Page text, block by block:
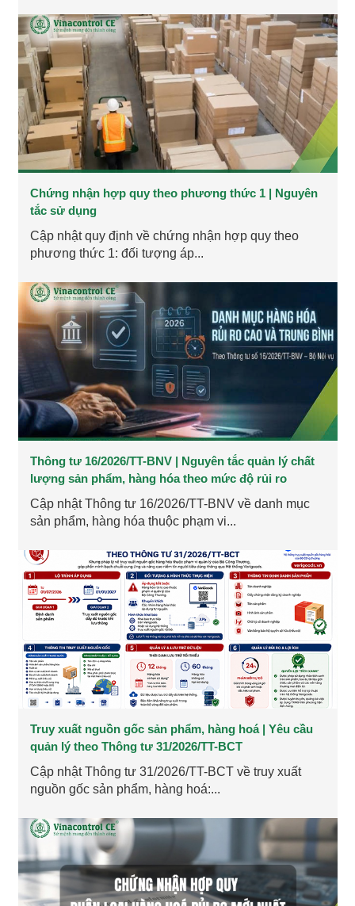
Chứng nhận hợp quy theo phương thức 1 | Nguyên
tắc sử dụng
Cập nhật quy định về chứng nhận hợp quy theo
phương thức 1: đối tượng áp...
Thông tư 16/2026/TT-BNV | Nguyên tắc quản lý chất
lượng sản phẩm, hàng hóa theo mức độ rủi ro
Cập nhật Thông tư 16/2026/TT-BNV về danh mục
sản phẩm, hàng hóa thuộc phạm vi...
Truy xuất nguồn gốc sản phẩm, hàng hoá | Yêu cầu
quản lý theo Thông tư 31/2026/TT-BCT
Cập nhật Thông tư 31/2026/TT-BCT về truy xuất
nguồn gốc sản phẩm, hàng hoá:...